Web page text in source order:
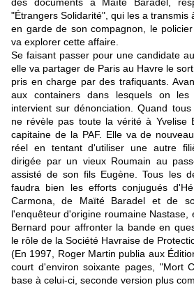
"Étrangers Solidarité", qui les a transmis
en garde de son compagnon, le
va explorer cette affaire.
Se faisant passer pour une candidate
elle va partager de Paris au Havre le
pris en charge par des trafiquants.
aux containers dans lesquels on
intervient sur dénonciation. Quand
ne révèle pas toute la vérité à Yvelise
capitaine de la PAF. Elle va de
réel en tentant d'utiliser une autre
dirigée par un vieux Roumain au
assisté de son fils Eugène. Tous les
faudra bien les efforts conjugués
Carmona, de Maïté Baradel et de
l'enquêteur d'origine roumaine Nastase,
Bernard pour affronter la bande en
le rôle de la Société Havraise de
(En 1997, Roger Martin publia aux
court d'environ soixante pages, "Mort
base à celui-ci, seconde version plus